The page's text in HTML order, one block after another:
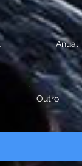
Anual
Outro